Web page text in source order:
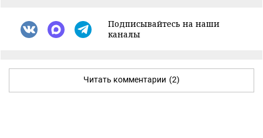
Подписывайтесь на наши
каналы
Читать комментарии (2)